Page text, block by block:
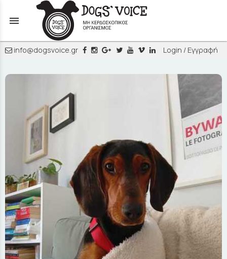
menu
info@dogsvoice.gr Login / Εγγραφή